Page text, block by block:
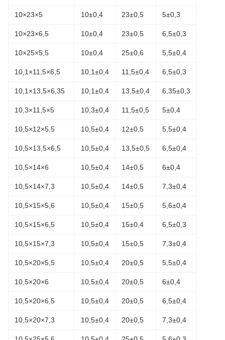
10×23×5 10±0,4 23±0,5 5±0,3
10×23×6,5 10±0,4 23±0,5 6,5±0,3
10×25×5,5 10±0,4 25±0,6 5,5±0,4
10,1×11,5×6,5 10,1±0,4 11,5±0,4 6,5±0,3
10,1×13,5×6,35 10,1±0,4 13,5±0,4 6,35±0,3
10,3×11,5×5 10,3±0,4 11,5±0,5 5±0,4
10,5×12×5,5 10,5±0,4 12±0,5 5,5±0,4
10,5×13,5×6,5 10,5±0,4 13,5±0,5 6,5±0,4
10,5×14×6 10,5±0,4 14±0,5 6±0,4
10,5×14×7,3 10,5±0,4 14±0,5 7,3±0,4
10,5×15×5,6 10,5±0,4 15±0,5 5,6±0,4
10,5×15×6,5 10,5±0,4 15±0,4 6,5±0,3
10,5×15×7,3 10,5±0,4 15±0,5 7,3±0,4
10,5×20×5,5 10,5±0,4 20±0,5 5,5±0,4
10,5×20×6 10,5±0,4 20±0,5 6±0,4
10,5×20×6,5 10,5±0,4 20±0,5 6,5±0,4
10,5×20×7,3 10,5±0,4 20±0,5 7,3±0,4